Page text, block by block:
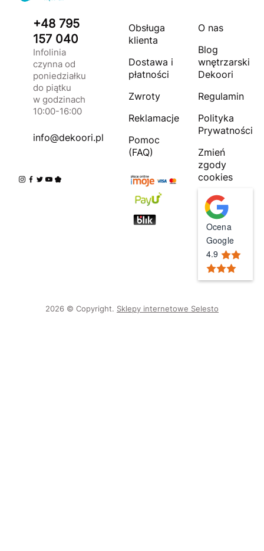
+48 795
157 040
Infolinia
czynna od
poniedziałku
do piątku
w godzinach
10:00-16:00
info@dekoori.pl
Obsługa
klienta
Dostawa i
płatności
Zwroty
Reklamacje
Pomoc
(FAQ)
O nas
Blog
wnętrzarski
Dekoori
Regulamin
Polityka
Prywatności
Zmień
zgody
cookies
Ocena
Google
4.9
2026 © Copyright. Sklepy internetowe Selesto